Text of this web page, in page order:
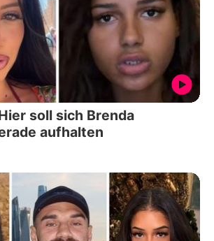
soll sich Brenda
aufhalten